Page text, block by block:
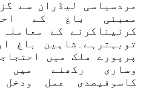
مردسیاسی لیڈران سے
ممبئی باغ کے
کرنیناکرنے کے
توبہترہے۔شاہین باغ
پرپورے ملک میں
وساری رکھنے میں
کاسوفیصدی عمل